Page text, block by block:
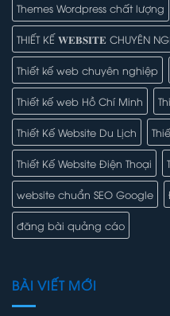
Themes Wordpress chất lượng
THIẾT KẾ 𝐖𝐄𝐁𝐒𝐈𝐓𝐄 CHUYÊN
Thiết kế web chuyên nghiệp
Thiết kế web Hồ Chí Minh
Thiết Kế Website Du Lịch
Thiết Kế Website Điện Thoại
website chuẩn SEO Google
đăng bài quảng cáo
BÀI VIẾT MỚI